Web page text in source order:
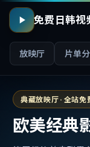
免费日韩视
放映厅 片单
典藏放映厅 · 全站免
欧美经典